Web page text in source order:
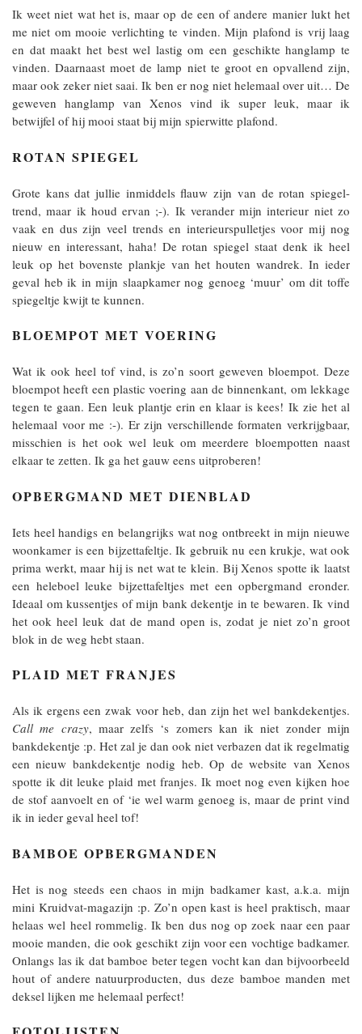
Ik weet niet wat het is, maar op de een of andere manier lukt het
me niet om mooie verlichting te vinden. Mijn plafond is vrij laag
en dat maakt het best wel lastig om een geschikte hanglamp te
vinden. Daarnaast moet de lamp niet te groot en opvallend zijn,
maar ook zeker niet saai. Ik ben er nog niet helemaal over uit… De
geweven hanglamp van Xenos vind ik super leuk, maar ik
betwijfel of hij mooi staat bij mijn spierwitte plafond.
ROTAN SPIEGEL
Grote kans dat jullie inmiddels flauw zijn van de rotan spiegel-
trend, maar ik houd ervan ;-). Ik verander mijn interieur niet zo
vaak en dus zijn veel trends en interieurspulletjes voor mij nog
nieuw en interessant, haha! De rotan spiegel staat denk ik heel
leuk op het bovenste plankje van het houten wandrek. In ieder
geval heb ik in mijn slaapkamer nog genoeg ‘muur’ om dit toffe
spiegeltje kwijt te kunnen.
BLOEMPOT MET VOERING
Wat ik ook heel tof vind, is zo’n soort geweven bloempot. Deze
bloempot heeft een plastic voering aan de binnenkant, om lekkage
tegen te gaan. Een leuk plantje erin en klaar is kees! Ik zie het al
helemaal voor me :-). Er zijn verschillende formaten verkrijgbaar,
misschien is het ook wel leuk om meerdere bloempotten naast
elkaar te zetten. Ik ga het gauw eens uitproberen!
OPBERGMAND MET DIENBLAD
Iets heel handigs en belangrijks wat nog ontbreekt in mijn nieuwe
woonkamer is een bijzettafeltje. Ik gebruik nu een krukje, wat ook
prima werkt, maar hij is net wat te klein. Bij Xenos spotte ik laatst
een heleboel leuke bijzettafeltjes met een opbergmand eronder.
Ideaal om kussentjes of mijn bank dekentje in te bewaren. Ik vind
het ook heel leuk dat de mand open is, zodat je niet zo’n groot
blok in de weg hebt staan.
PLAID MET FRANJES
Als ik ergens een zwak voor heb, dan zijn het wel bankdekentjes.
Call me crazy, maar zelfs ‘s zomers kan ik niet zonder mijn
bankdekentje :p. Het zal je dan ook niet verbazen dat ik regelmatig
een nieuw bankdekentje nodig heb. Op de website van Xenos
spotte ik dit leuke plaid met franjes. Ik moet nog even kijken hoe
de stof aanvoelt en of ‘ie wel warm genoeg is, maar de print vind
ik in ieder geval heel tof!
BAMBOE OPBERGMANDEN
Het is nog steeds een chaos in mijn badkamer kast, a.k.a. mijn
mini Kruidvat-magazijn :p. Zo’n open kast is heel praktisch, maar
helaas wel heel rommelig. Ik ben dus nog op zoek naar een paar
mooie manden, die ook geschikt zijn voor een vochtige badkamer.
Onlangs las ik dat bamboe beter tegen vocht kan dan bijvoorbeeld
hout of andere natuurproducten, dus deze bamboe manden met
deksel lijken me helemaal perfect!